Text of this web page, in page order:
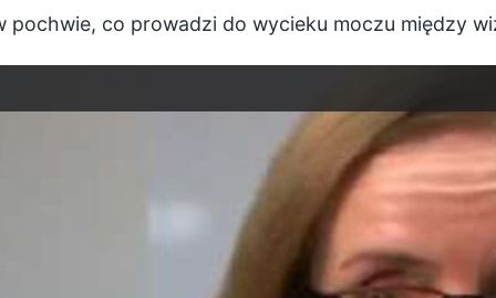
pochwie, co prowadzi do wycieku moczu między